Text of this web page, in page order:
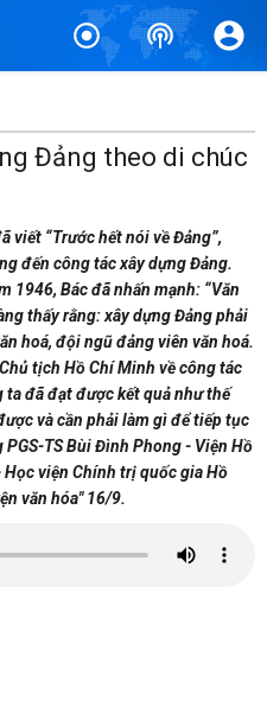
Đảng theo di chúc
viết “Trước hết nói về Đảng”,
đến công tác xây dựng Đảng.
1946, Bác đã nhấn mạnh: “Văn
thấy rằng: xây dựng Đảng phải
hoá, đội ngũ đảng viên văn hoá.
tịch Hồ Chí Minh về công tác
ta đã đạt được kết quả như thế
và cần phải làm gì để tiếp tục
TS Bùi Đình Phong - Viện Hồ
viện Chính trị quốc gia Hồ
văn hóa" 16/9.